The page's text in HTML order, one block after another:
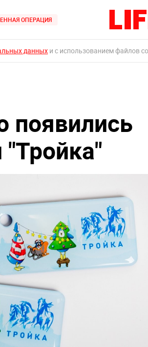
ОПЕРАЦИЯ
данных и с использованием файлов
появились
"Тройка"